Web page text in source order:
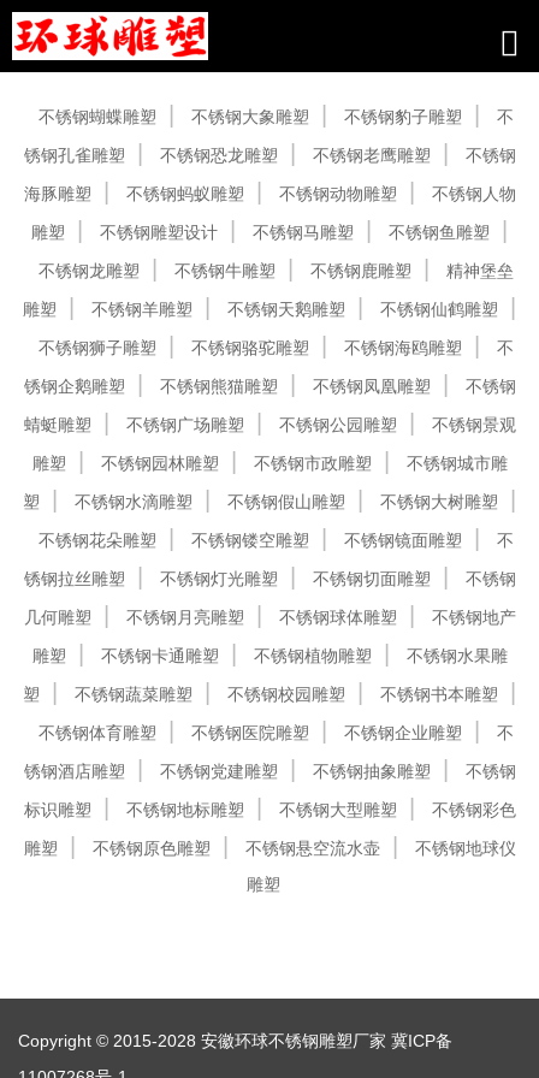
不锈钢蝴蝶雕塑 不锈钢大象雕塑 不锈钢豹子雕塑
不
锈钢孔雀雕塑
不锈钢恐龙雕塑 不锈钢老鹰雕塑
不锈钢
海豚雕塑
不锈钢蚂蚁雕塑 不锈钢动物雕塑
不锈钢人物
雕塑
不锈钢雕塑设计 不锈钢马雕塑
不锈钢鱼雕塑
不锈钢龙雕塑
不锈钢牛雕塑 不锈钢鹿雕塑
精神堡垒
雕塑
不锈钢羊雕塑 不锈钢天鹅雕塑
不锈钢仙鹤雕塑
不锈钢狮子雕塑
不锈钢骆驼雕塑 不锈钢海鸥雕塑
不
锈钢企鹅雕塑
不锈钢熊猫雕塑 不锈钢凤凰雕塑
不锈钢
蜻蜓雕塑
不锈钢广场雕塑 不锈钢公园雕塑
不锈钢景观
雕塑
不锈钢园林雕塑 不锈钢市政雕塑
不锈钢城市雕
塑
不锈钢水滴雕塑 不锈钢假山雕塑
不锈钢大树雕塑
不锈钢花朵雕塑
不锈钢镂空雕塑 不锈钢镜面雕塑
不
锈钢拉丝雕塑
不锈钢灯光雕塑 不锈钢切面雕塑
不锈钢
几何雕塑
不锈钢月亮雕塑 不锈钢球体雕塑
不锈钢地产
雕塑
不锈钢卡通雕塑 不锈钢植物雕塑
不锈钢水果雕
塑
不锈钢蔬菜雕塑 不锈钢校园雕塑
不锈钢书本雕塑
不锈钢体育雕塑
不锈钢医院雕塑 不锈钢企业雕塑
不
锈钢酒店雕塑
不锈钢党建雕塑 不锈钢抽象雕塑
不锈钢
标识雕塑
不锈钢地标雕塑 不锈钢大型雕塑
不锈钢彩色
雕塑
不锈钢原色雕塑 不锈钢悬空流水壶
不锈钢地球仪
雕塑
Copyright © 2015-2028 安徽环球不锈钢雕塑厂家 冀ICP备